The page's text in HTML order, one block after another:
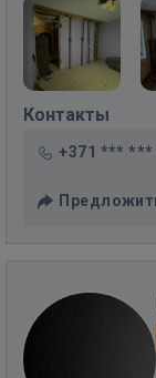
Контакты
+371 *** ***